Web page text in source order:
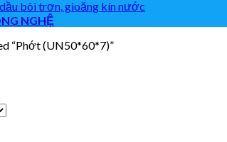
bôi trơn, gioăng kín nước
NGHỆ
“Phớt (UN50*60*7)”